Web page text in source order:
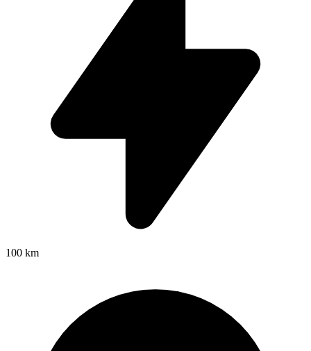
100 km